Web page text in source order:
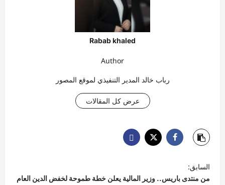
Rabab khaled
Author
رباب خالد المدير التنفيذي لموقع المصور
عرض كل المقالات
ت
ص
السابق:
من منتدى باريس.. وزير المالية يعلن خطة طموحة لخفض الدين العام